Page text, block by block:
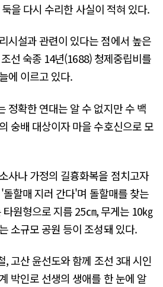
을 다시 수리한 사실이 적혀 있다.
시설과 관련이 있다는 점에서 높은
선 숙종 14년(1688) 청제중립비를
에 이르고 있다.
정확한 연대는 알 수 없지만 수 백
숭배 대상이자 마을 수호신으로 모
사나 가정의 길흉화복을 점치고자
할매 지러 간다'며 돌할매를 찾는
원형으로 지름 25㎝, 무게는 10㎏
소규모 공원 등이 조성돼 있다.
, 고산 윤선도와 함께 조선 3대 시인
박인로 선생의 생애를 한 눈에 알